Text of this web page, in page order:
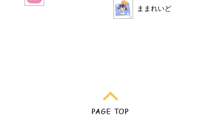
ままれいど